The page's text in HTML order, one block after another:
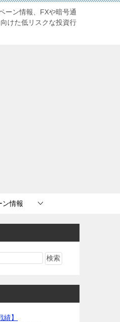
ーン情報、FXや暗号通
けた低リスクな投資行
ン情報
績】